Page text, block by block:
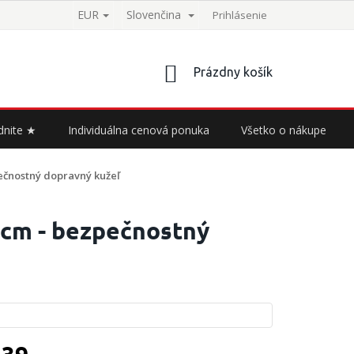
EUR Slovenčina Prihlásenie
NÁKUPNÝ
Prázdny košík
★ Individuálna cenová ponuka Všetko o nákupe
dopravný kužeľ
- bezpečnostný